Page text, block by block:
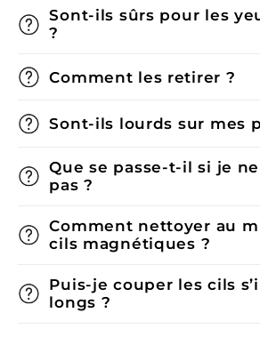
Sont-ils sûrs pour les
?
Comment les retirer ?
Sont-ils lourds sur mes
Que se passe-t-il si je
pas ?
Comment nettoyer au
cils magnétiques ?
Puis-je couper les cils
longs ?